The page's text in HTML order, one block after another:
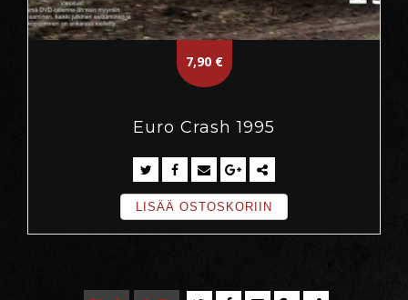
7,90 €
Euro Crash 1995
LISÄÄ OSTOSKORIIN